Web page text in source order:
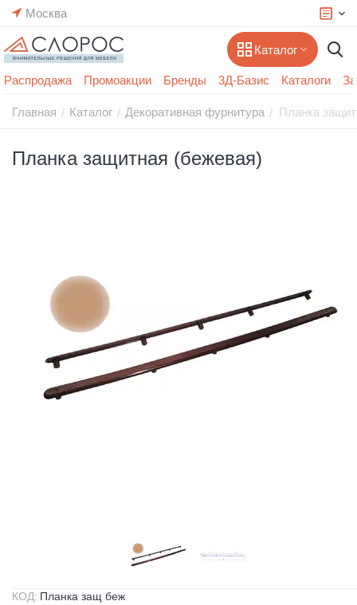
Москва
Каталог
Распродажа Промоакции Бренды 3Д-Базис Каталоги
Главная / Каталог / Декоративная фурнитура / Планка
Планка защитная (бежевая)
КОД: Планка защ беж